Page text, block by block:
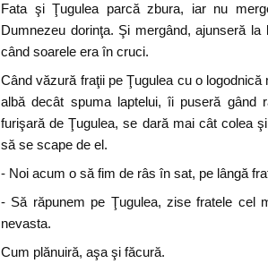
Fata şi Ţugulea parcă zbura, iar nu
Dumnezeu dorinţa. Şi mergând, ajunseră
când soarele era în cruci.
Când văzură fraţii pe Ţugulea cu o
albă decât spuma laptelui, îi puseră
furişară de Ţugulea, se dară mai cât colea
să se scape de el.
- Noi acum o să fim de râs în sat, pe lângă
- Să răpunem pe Ţugulea, zise fratele cel
nevasta.
Cum plănuiră, aşa şi făcură.